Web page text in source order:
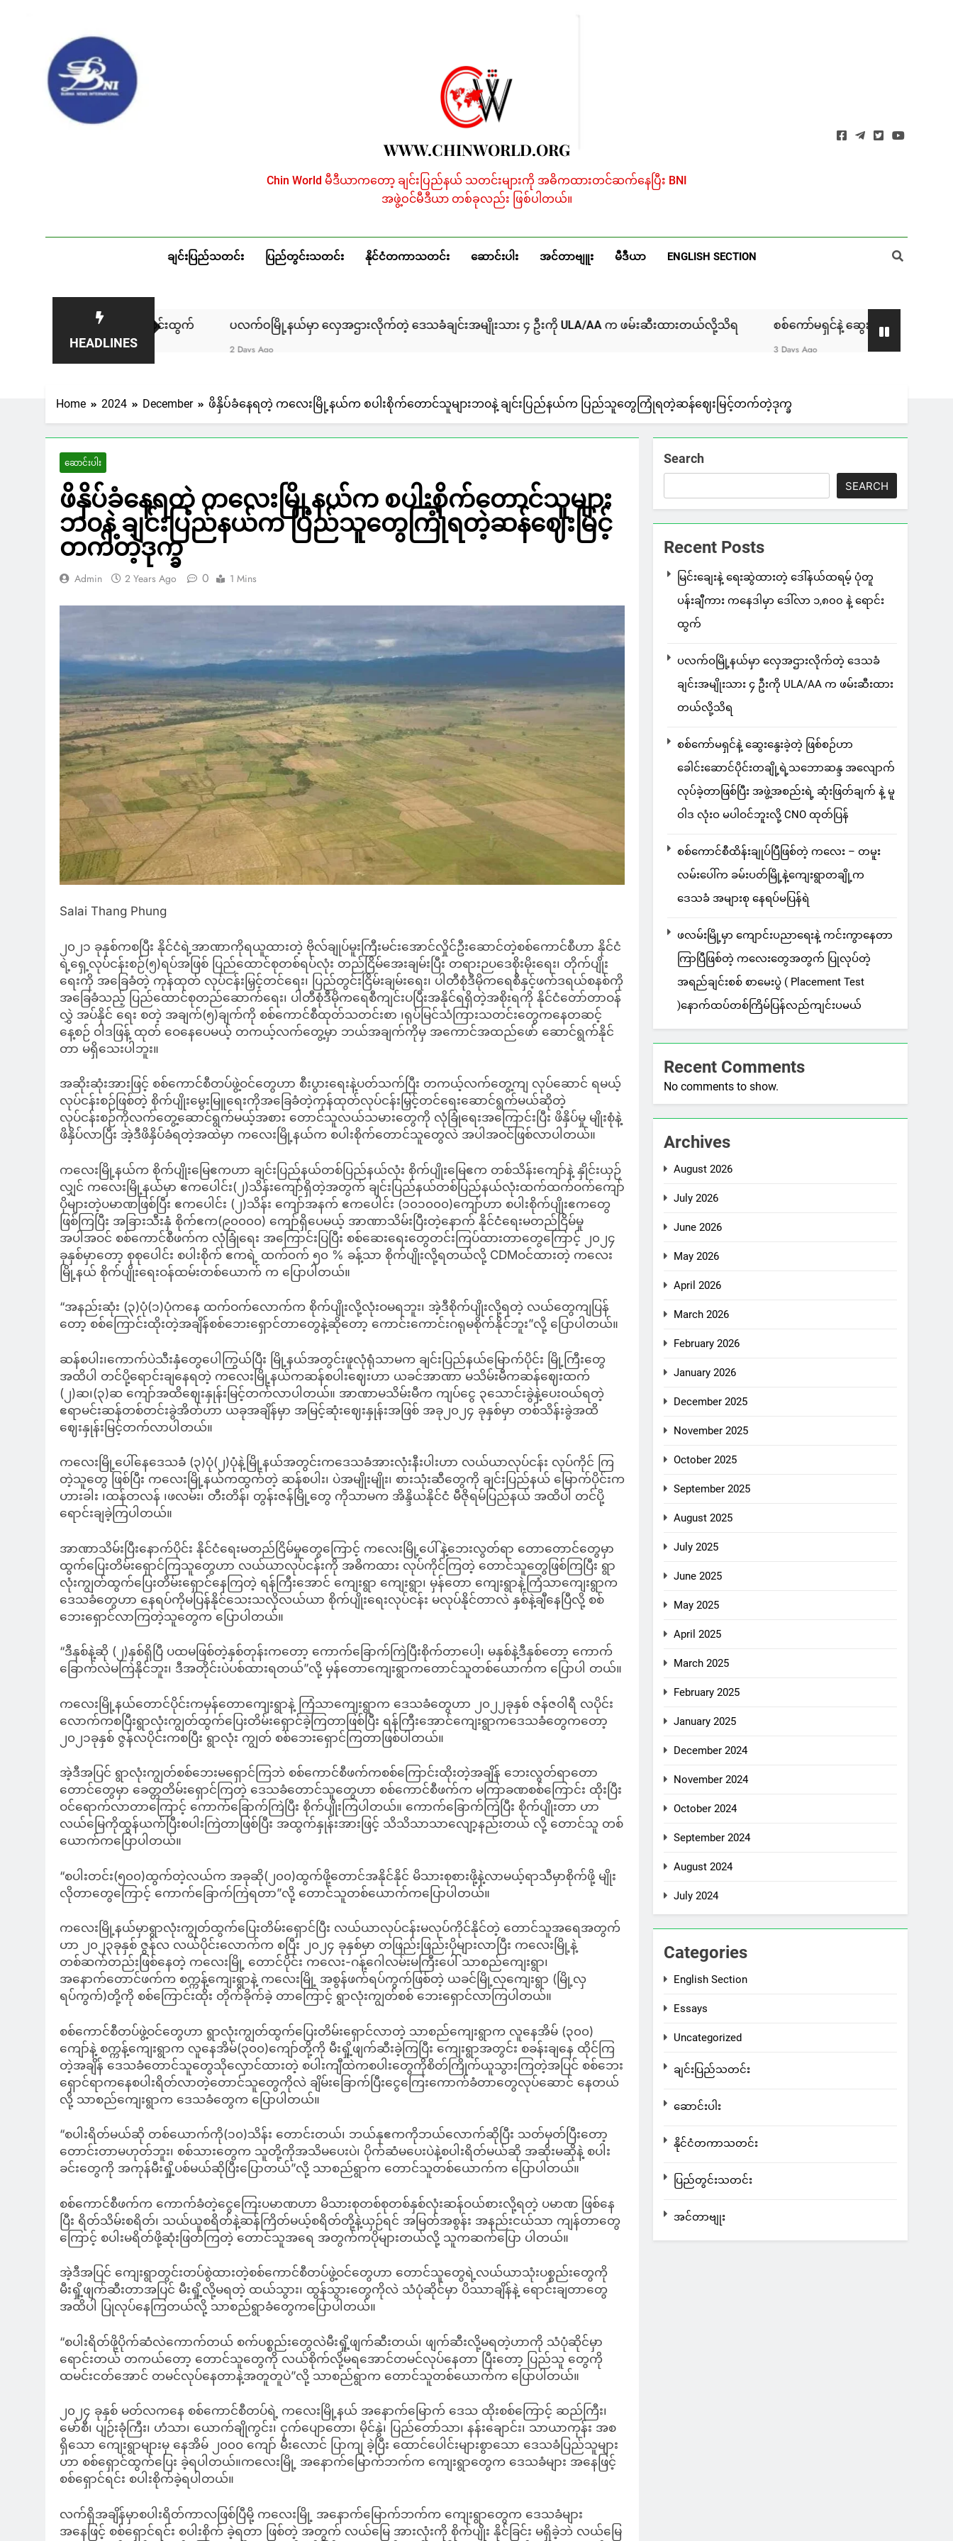
WWW.CHINWORLD.ORG
Chin World မီဒီယာကတော့ ချင်းပြည်နယ် သတင်းများကို အဓိကထားတင်ဆက်နေပြီး BNI
အဖွဲ့ဝင်မီဒီယာ တစ်ခုလည်း ဖြစ်ပါတယ်။
ချင်းပြည်သတင်း ပြည်တွင်းသတင်း နိုင်ငံတကာသတင်း ဆောင်းပါး အင်တာဗျူး မီဒီယာ ENGLISH SECTION
HEADLINES
ပလက်ဝမြို့နယ်မှာ လှေအဌားလိုက်တဲ့ ဒေသခံချင်းအမျိုးသား ၄ ဦးကို ULA/AA က ဖမ်းဆီးထားတယ်လို့သိရ
2 Days Ago
စစ်ကော်မရှင်နဲ့ ဆွေးနွေးခဲ့တဲ့ ဖြစ်စဉ်ဟာ ခေါင်းဆောင်ပို
Home 2024 December ဖိနှိပ်ခံနေရတဲ့ ကလေးမြို့နယ်က စပါးစိုက်တောင်သူများဘ၀နဲ့ ချင်းပြည်နယ်က ပြည်သူတွေကြုံရတဲ့ဆန်ဈေးမြင့်တက်တဲ့ဒုက္ခ
ဆောင်းပါး
ဖိနှိပ်ခံနေရတဲ့ ကလေးမြို့နယ်က စပါးစိုက်တောင်သူများ
ဘ၀နဲ့ ချင်းပြည်နယ်က ပြည်သူတွေကြုံရတဲ့ဆန်ဈေးမြင့်
တက်တဲ့ဒုက္ခ
Admin 2 Years Ago 0 1 Mins
Salai Thang Phung
၂၀၂၁ ခုနှစ်ကစပြီး နိုင်ငံရဲ့အာဏာကိုရယူထားတဲ့ ဗိုလ်ချုပ်မူးကြီးမင်းအောင်လှိုင်ဦးဆောင်တဲ့စစ်ကောင်စီဟာ နိုင်ငံ
ရဲ့ရှေ့လုပ်ငန်းစဉ်(၅)ရပ်အဖြစ် ပြည်ထောင်စုတစ်ရပ်လုံး တည်ငြိမ်အေးချမ်းပြီး တရားဉပဒေစိုးမိုးရေး၊ တိုက်ပျိုး
ရေးကို အခြေခံတဲ့ ကုန်ထုတ် လုပ်ငန်းမြှင့်တင်ရေး၊ ပြည်တွင်းငြိမ်းချမ်းရေး၊ ပါတီစုံဒီမိုကရေစီနှင့်ဖက်ဒရယ်စနစ်ကို
အခြေခံသည့် ပြည်ထောင်စုတည်ဆောက်ရေး၊ ပါတီစုံဒီမိုကရေစီကျင်းပပြီးအနိုင်ရရှိတဲ့အစိုးရကို နိုင်ငံတော်တာဝန်
လွှဲ အပ်နိုင် ရေး စတဲ့ အချက်(၅)ချက်ကို စစ်ကောင်စီထုတ်သတင်းစာ ၊ရုပ်မြင်သံကြားသတင်းတွေကနေတဆင့်
နေ့စဉ် ဝါဒဖြန့် ထုတ် ဝေနေပေမယ့် တကယ့်လက်တွေ့မှာ ဘယ်အချက်ကိုမှ အကောင်အထည်ဖော် ဆောင်ရွက်နိုင်
တာ မရှိသေးပါဘူး။
အဆိုးဆုံးအားဖြင့် စစ်ကောင်စီတပ်ဖွဲ့ဝင်တွေဟာ စီးပွားရေးနဲ့ပတ်သက်ပြီး တကယ့်လက်တွေ့ကျ လုပ်ဆောင် ရမယ့်
လုပ်ငန်းစဉ်ဖြစ်တဲ့ စိုက်ပျိုးမွေးမြူရေးကိုအခြေခံတဲ့ကုန်ထုတ်လုပ်ငန်းမြှင့်တင်ရေးဆောင်ရွက်မယ်ဆိုတဲ့
လုပ်ငန်းစဉ်ကိုလက်တွေ့ဆောင်ရွက်မယ့်အစား တောင်သူလယ်သမားတွေကို လုံခြုံရေးအကြောင်းပြီး ဖိနှိပ်မှု မျိုးစုံနဲ့
ဖိနှိပ်လာပြီး အဲ့ဒီဖိနှိပ်ခံရတဲ့အထဲမှာ ကလေးမြို့နယ်က စပါးစိုက်တောင်သူတွေလဲ အပါအဝင်ဖြစ်လာပါတယ်။
ကလေးမြို့နယ်က စိုက်ပျိုးမြေဧကဟာ ချင်းပြည်နယ်တစ်ပြည်နယ်လုံး စိုက်ပျိုးမြေဧက တစ်သိန်းကျော်နဲ့ နှိုင်းယှဉ်
လျှင် ကလေးမြို့နယ်မှာ ဧကပေါင်း(၂)သိန်းကျော်ရှိတဲ့အတွက် ချင်းပြည်နယ်တစ်ပြည်နယ်လုံးထက်ထက်ဝက်ကျော်
ပိုများတဲ့ပမာဏဖြစ်ပြီး ဧကပေါင်း (၂)သိန်း ကျော်အနက် ဧကပေါင်း (၁၀၁၀၀၀)ကျော်ဟာ စပါးစိုက်ပျိုးဧကတွေ
ဖြစ်ကြပြီး အခြားသီးနှံ စိုက်ဧက(၉၀၀၀၀) ကျော်ရှိပေမယ့် အာဏာသိမ်းပြီးတဲ့နောက် နိုင်ငံရေးမတည်ငြိမ်မှု
အပါအဝင် စစ်ကောင်စီဖက်က လုံခြုံရေး အကြောင်းပြပြီး စစ်ဆေးရေးတွေတင်းကြပ်ထားတာတွေကြောင့် ၂၀၂၄
ခုနှစ်မှာတော့ စုစုပေါင်း စပါးစိုက် ဧကရဲ့ ထက်၀က် ၅၀ % ခန့်သာ စိုက်ပျိုးလို့ရတယ်လို့ CDMဝင်ထားတဲ့ ကလေး
မြို့နယ် စိုက်ပျိုးရေးဝန်ထမ်းတစ်ယောက် က ပြောပါတယ်။
“အနည်းဆုံး (၃)ပုံ(၁)ပုံကနေ ထက်ဝက်လောက်က စိုက်ပျိုးလို့လုံးဝမရဘူး၊ အဲ့ဒီစိုက်ပျိုးလို့ရတဲ့ လယ်တွေကျပြန်
တော့ စစ်ကြောင်းထိုးတဲ့အချိန်စစ်ဘေးရှောင်တာတွေနဲ့ဆိုတော့ ကောင်းကောင်းဂရုမစိုက်နိုင်ဘူး”လို့ ပြောပါတယ်။
ဆန်စပါး၊ကောက်ပဲသီးနှံတွေပေါကြွယ်ပြီး မြို့နယ်အတွင်းဖူလုံရုံသာမက ချင်းပြည်နယ်မြောက်ပိုင်း မြို့ကြီးတွေ
အထိပါ တင်ပို့ရောင်းချနေရတဲ့ ကလေးမြို့နယ်ကဆန်စပါးဈေးဟာ ယခင်အာဏာ မသိမ်းမီကဆန်ဈေးထက်
(၂)ဆ၊(၃)ဆ ကျော်အထိဈေးနှုန်းမြင့်တက်လာပါတယ်။ အာဏာမသိမ်းမီက ကျပ်ငွေ ၃သောင်းခွဲနဲ့ပေးဝယ်ရတဲ့
ဧရာမင်းဆန်တစ်တင်းခွဲအိတ်ဟာ ယခုအချိန်မှာ အမြင့်ဆုံးဈေးနှုန်းအဖြစ် အခု၂၀၂၄ ခုနှစ်မှာ တစ်သိန်းခွဲအထိ
ဈေးနှုန်းမြင့်တက်လာပါတယ်။
ကလေးမြို့ပေါ်နေဒေသခံ (၃)ပုံ(၂)ပုံနဲ့မြို့နယ်အတွင်းကဒေသခံအားလုံးနီးပါးဟာ လယ်ယာလုပ်ငန်း လုပ်ကိုင် ကြ
တဲ့သူတွေ ဖြစ်ပြီး ကလေးမြို့နယ်ကထွက်တဲ့ ဆန်စပါး၊ ပဲအမျိုးမျိုး၊ စားသုံးဆီတွေကို ချင်းပြည်နယ် မြောက်ပိုင်းက
ဟားခါး ၊ထန်တလန် ၊ဖလမ်း၊ တီးတိန်၊ တွန်းဇန်မြို့တွေ ကိုသာမက အိန္ဒိယနိုင်ငံ မီဇိုရမ်ပြည်နယ် အထိပါ တင်ပို့
ရောင်းချခဲ့ကြပါတယ်။
အာဏာသိမ်းပြီးနောက်ပိုင်း နိုင်ငံရေးမတည်ငြိမ်မှုတွေကြောင့် ကလေးမြို့ပေါ်နဲ့ဘေးလွတ်ရာ တောတောင်တွေမှာ
ထွက်ပြေးတိမ်းရှောင်ကြသူတွေဟာ လယ်ယာလုပ်ငန်းကို အဓိကထား လုပ်ကိုင်ကြတဲ့ တောင်သူတွေဖြစ်ကြပြီး ရွာ
လုံးကျွတ်ထွက်ပြေးတိမ်းရှောင်နေကြတဲ့ ရန်ကြီးအောင် ကျေးရွာ ကျေးရွာ၊ မှန်တော ကျေးရွာနဲ့ကြံသာကျေးရွာက
ဒေသခံတွေဟာ နေရပ်ကိုမပြန်နိုင်သေးသလိုလယ်ယာ စိုက်ပျိုးရေးလုပ်ငန်း မလုပ်နိုင်တာလဲ နှစ်နဲ့ချီနေပြီလို့ စစ်
ဘေးရှောင်လာကြတဲ့သူတွေက ပြောပါတယ်။
“ဒီနှစ်နဲ့ဆို (၂)နှစ်ရှိပြီ ပထမဖြစ်တဲ့နှစ်တုန်းကတော့ ကောက်ခြောက်ကြဲပြီးစိုက်တာပေါ့၊ မနှစ်နဲ့ဒီနှစ်တော့ ကောက်
ခြောက်လဲမကြဲနိုင်ဘူး၊ ဒီအတိုင်းပဲပစ်ထားရတယ်”လို့ မှန်တောကျေးရွာကတောင်သူတစ်ယောက်က ပြောပါ တယ်။
ကလေးမြို့နယ်တောင်ပိုင်းကမှန်တောကျေးရွာနဲ့ ကြံသာကျေးရွာက ဒေသခံတွေဟာ ၂၀၂၂ခုနှစ် ဇန်ဇဝါရီ လပိုင်း
လောက်ကစပြီးရွာလုံးကျွတ်ထွက်ပြေးတိမ်းရှောင်ခဲ့ကြတာဖြစ်ပြီး ရန်ကြီးအောင်ကျေးရွာကဒေသခံတွေကတော့
၂၀၂၁ခုနှစ် ဇွန်လပိုင်းကစပြီး ရွာလုံး ကျွတ် စစ်ဘေးရှောင်ကြတာဖြစ်ပါတယ်။
အဲ့ဒီအပြင် ရွာလုံးကျွတ်စစ်ဘေးမရှောင်ကြဘဲ စစ်ကောင်စီဖက်ကစစ်ကြောင်းထိုးတဲ့အချိန် ဘေးလွတ်ရာတော
တောင်တွေမှာ ခေတ္တတိမ်းရှောင်ကြတဲ့ ဒေသခံတောင်သူတွေဟာ စစ်ကောင်စီဖက်က မကြာခဏစစ်ကြောင်း ထိုးပြီး
ဝင်ရောက်လာတာကြောင့် ကောက်ခြောက်ကြဲပြီး စိုက်ပျိုးကြပါတယ်။ ကောက်ခြောက်ကြဲပြီး စိုက်ပျိုးတာ ဟာ
လယ်မြေကိုထွန်ယက်ပြီးစပါးကြဲတာဖြစ်ပြီး အထွက်နှုန်းအားဖြင့် သိသိသာသာလျော့နည်းတယ် လို့ တောင်သူ တစ်
ယောက်ကပြောပါတယ်။
“စပါးတင်း(၅၀၀)ထွက်တဲ့လယ်က အခုဆို(၂၀၀)ထွက်ဖို့တောင်အနိုင်နိုင် မိသားစုစားဖို့နဲ့လာမယ့်ရာသီမှာစိုက်ဖို့ မျိုး
လိုတာတွေကြောင့် ကောက်ခြောက်ကြဲရတာ”လို့ တောင်သူတစ်ယောက်ကပြောပါတယ်။
ကလေးမြို့နယ်မှာရွာလုံးကျွတ်ထွက်ပြေးတိမ်းရှောင်ပြီး လယ်ယာလုပ်ငန်းမလုပ်ကိုင်နိုင်တဲ့ တောင်သူအရေအတွက်
ဟာ ၂၀၂၃ခုနှစ် ဇွန်လ လယ်ပိုင်းလောက်က စပြီး ၂၀၂၄ ခုနှစ်မှာ တဖြည်းဖြည်းပိုများလာပြီး ကလေးမြို့နဲ့
တစ်ဆက်တည်းဖြစ်နေတဲ့ ကလေးမြို့ တောင်ပိုင်း ကလေး-ဂန့်ဂေါလမ်းမကြီးပေါ် သာစည်ကျေးရွာ၊
အနောက်တောင်ဖက်က စက္ကန့်ကျေးရွာနဲ့ ကလေးမြို့ အစွန်ဖက်ရပ်ကွက်ဖြစ်တဲ့ ယခင်မြို့လှကျေးရွာ (မြို့လှ
ရပ်ကွက်)တို့ကို စစ်ကြောင်းထိုး တိုက်ခိုက်ခဲ့ တာကြောင့် ရွာလုံးကျွတ်စစ် ဘေးရှောင်လာကြပါတယ်။
စစ်ကောင်စီတပ်ဖွဲ့ဝင်တွေဟာ ရွာလုံးကျွတ်ထွက်ပြေးတိမ်းရှောင်လာတဲ့ သာစည်ကျေးရွာက လူနေအိမ် (၃၀၀)
ကျော်နဲ့ စက္ကန့်ကျေးရွာက လူနေအိမ်(၃၀၀)ကျော်တို့ကို မီးရှို့ဖျက်ဆီးခဲ့ကြပြီး ကျေးရွာအတွင်း စခန်းချနေ ထိုင်ကြ
တဲ့အချိန် ဒေသခံတောင်သူတွေသိုလှောင်ထားတဲ့ စပါးကျီထဲကစပါးတွေကိုစိတ်ကြိုက်ယူသွားကြတဲ့အပြင် စစ်ဘေး
ရှောင်ရာကနေစပါးရိတ်လာတဲ့တောင်သူတွေကိုလဲ ချိမ်းခြောက်ပြီးငွေကြေးကောက်ခံတာတွေလုပ်ဆောင် နေတယ်
လို့ သာစည်ကျေးရွာက ဒေသခံတွေက ပြောပါတယ်။
“စပါးရိတ်မယ်ဆို တစ်ယောက်ကို(၁၀)သိန်း တောင်းတယ်၊ ဘယ်နှဧကကိုဘယ်လောက်ဆိုပြီး သတ်မှတ်ပြီးတော့
တောင်းတာမဟုတ်ဘူး၊ စစ်သားတွေက သူတို့ကိုအသိမပေးပဲ၊ ပိုက်ဆံမပေးပဲနဲ့စပါးရိတ်မယ်ဆို အဆိုးမဆိုနဲ့ စပါး
ခင်းတွေကို အကုန်မီးရှို့ပစ်မယ်ဆိုပြီးပြောတယ်”လို့ သာစည်ရွာက တောင်သူတစ်ယောက်က ပြောပါတယ်။
စစ်ကောင်စီဖက်က ကောက်ခံတဲ့ငွေကြေးပမာဏဟာ မိသားစုတစ်စုတစ်နှစ်လုံးဆန်ဝယ်စားလို့ရတဲ့ ပမာဏ ဖြစ်နေ
ပြီး ရိတ်သိမ်းစရိတ်၊ သယ်ယူစရိတ်နဲ့ဆန်ကြိတ်မယ့်စရိတ်တို့နဲ့ယှဉ်ရင် အမြတ်အစွန်း အနည်းငယ်သာ ကျန်တာတွေ
ကြောင့် စပါးမရိတ်ဖို့ဆုံးဖြတ်ကြတဲ့ တောင်သူအရေ အတွက်ကပိုများတယ်လို့ သူကဆက်ပြော ပါတယ်။
အဲ့ဒီအပြင် ကျေးရွာတွင်းတပ်စွဲထားတဲ့စစ်ကောင်စီတပ်ဖွဲ့ဝင်တွေဟာ တောင်သူတွေရဲ့လယ်ယာသုံးပစ္စည်းတွေကို
မီးရှို့ဖျက်ဆီးတာအပြင် မီးရှို့လို့မရတဲ့ ထယ်သွား၊ ထွန်သွားတွေကိုလဲ သံပုံဆိုင်မှာ ပိဿာချိန်နဲ့ ရောင်းချတာတွေ
အထိပါ ပြုလုပ်နေကြတယ်လို့ သာစည်ရွာခံတွေကပြောပါတယ်။
“စပါးရိတ်ဖို့ပိုက်ဆံလဲကောက်တယ် စက်ပစ္စည်းတွေလဲမီးရှို့ဖျက်ဆီးတယ်၊ ဖျက်ဆီးလို့မရတဲ့ဟာကို သံပုံဆိုင်မှာ
ရောင်းတယ် တကယ်တော့ တောင်သူတွေကို လယ်စိုက်လို့မရအောင်တမင်လုပ်နေတာ ပြီးတော့ ပြည်သူ တွေကို
ထမင်းငတ်အောင် တမင်လုပ်နေတာနဲ့အတူတူပဲ”လို့ သာစည်ရွာက တောင်သူတစ်ယောက်က ပြောပါတယ်။
၂၀၂၄ ခုနှစ် မတ်လကနေ စစ်ကောင်စီတပ်ရဲ့ ကလေးမြို့နယ် အနောက်မြောက် ဒေသ ထိုးစစ်ကြောင့် ဆည်ကြီး၊
မော်စီ၊ ပျဉ်းခုံကြီး၊ ဟံသာ၊ ယောက်ချိုကွင်း၊ ငှက်ပျောတော၊ မိုင်နွဲ၊ ပြည်တော်သာ၊ နန်းချောင်း၊ သာယာကုန်း အစ
ရှိသော ကျေးရွာများမှ နေအိမ် ၂၀၀၀ ကျော် မီးလောင် ပြာကျ ခဲ့ပြီး ထောင်ပေါင်းများစွာသော ဒေသခံပြည်သူများ
ဟာ စစ်ရှောင်ထွက်ပြေး ခဲ့ရပါတယ်။ကလေးမြို့ အနောက်မြောက်ဘက်က ကျေးရွာတွေက ဒေသခံများ အနေဖြင့်
စစ်ရှောင်ရင်း စပါးစိုက်ခဲ့ရပါတယ်။
လက်ရှိအချိန်မှာစပါးရိတ်ကာလဖြစ်ပြီမို့ ကလေးမြို့ အနောက်မြောက်ဘက်က ကျေးရွာတွေက ဒေသခံများ
အနေဖြင့် စစ်ရှောင်ရင်း စပါးစိုက် ခဲ့ရတာ ဖြစ်တဲ့ အတွက် လယ်မြေ အားလုံးကို စိုက်ပျိုး နိုင်ခြင်း မရှိခဲ့ဘဲ လယ်မြေ
Search
SEARCH
Recent Posts
မြင်းချေးနဲ့ ရေးဆွဲထားတဲ့ ဒေါ်နယ်ထရမ့် ပုံတူ
ပန်းချီကား ကနေဒါမှာ ဒေါ်လာ ၁,၈၀၀ နဲ့ ရောင်း
ထွက်
ပလက်ဝမြို့နယ်မှာ လှေအဌားလိုက်တဲ့ ဒေသခံ
ချင်းအမျိုးသား ၄ ဦးကို ULA/AA က ဖမ်းဆီးထား
တယ်လို့သိရ
စစ်ကော်မရှင်နဲ့ ဆွေးနွေးခဲ့တဲ့ ဖြစ်စဉ်ဟာ
ခေါင်းဆောင်ပိုင်းတချို့ရဲ့သဘောဆန္ဒ အလျောက်
လုပ်ခဲ့တာဖြစ်ပြီး အဖွဲ့အစည်းရဲ့ ဆုံးဖြတ်ချက် နဲ့ မူ
ဝါဒ လုံးဝ မပါဝင်ဘူးလို့ CNO ထုတ်ပြန်
စစ်ကောင်စီထိန်းချုပ်ပြီဖြစ်တဲ့ ကလေး – တမူး
လမ်းပေါ်က ခမ်းပတ်မြို့နဲ့ကျေးရွာတချို့က
ဒေသခံ အများစု နေရပ်မပြန်ရဲ
ဖလမ်းမြို့မှာ ကျောင်းပညာရေးနဲ့ ကင်းကွာနေတာ
ကြာပြီဖြစ်တဲ့ ကလေးတွေအတွက် ပြုလုပ်တဲ့
အရည်ချင်းစစ် စာမေးပွဲ ( Placement Test
)နောက်ထပ်တစ်ကြိမ်ပြန်လည်ကျင်းပမယ်
Recent Comments
No comments to show.
Archives
August 2026
July 2026
June 2026
May 2026
April 2026
March 2026
February 2026
January 2026
December 2025
November 2025
October 2025
September 2025
August 2025
July 2025
June 2025
May 2025
April 2025
March 2025
February 2025
January 2025
December 2024
November 2024
October 2024
September 2024
August 2024
July 2024
Categories
English Section
Essays
Uncategorized
ချင်းပြည်သတင်း
ဆောင်းပါး
နိုင်ငံတကာသတင်း
ပြည်တွင်းသတင်း
အင်တာဗျုး